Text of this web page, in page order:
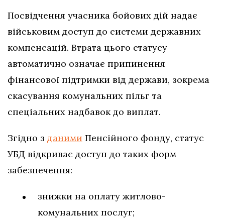
Посвідчення учасника бойових дій надає
військовим доступ до системи державних
компенсацій. Втрата цього статусу
автоматично означає припинення
фінансової підтримки від держави, зокрема
скасування комунальних пільг та
спеціальних надбавок до виплат.
Згідно з даними Пенсійного фонду, статус
УБД відкриває доступ до таких форм
забезпечення:
знижки на оплату житлово-
комунальних послуг;